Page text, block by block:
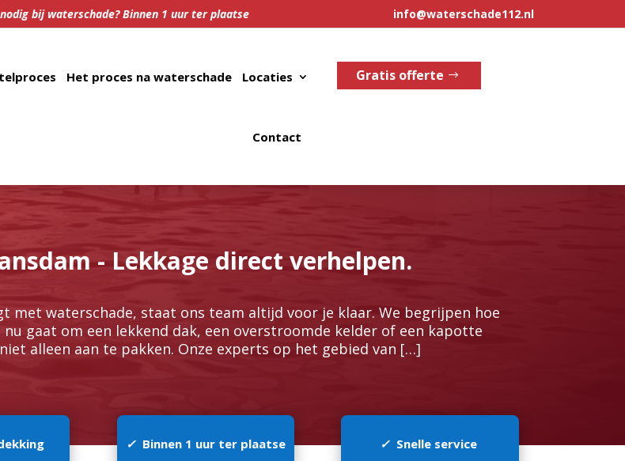
bij waterschade? Binnen 1 uur ter plaatse info@waterschade112.nl
Het proces na waterschade Locaties
Contact
Gratis offerte
- Lekkage direct verhelpen.
met waterschade, staat ons team altijd voor je klaar.​ We begrijpen hoe
gaat om een lekkend dak, een overstroomde kelder of een kapotte
alleen aan te pakken.​ Onze experts op het gebied van […]
✓Binnen 1 uur ter plaatse ✓Snelle service